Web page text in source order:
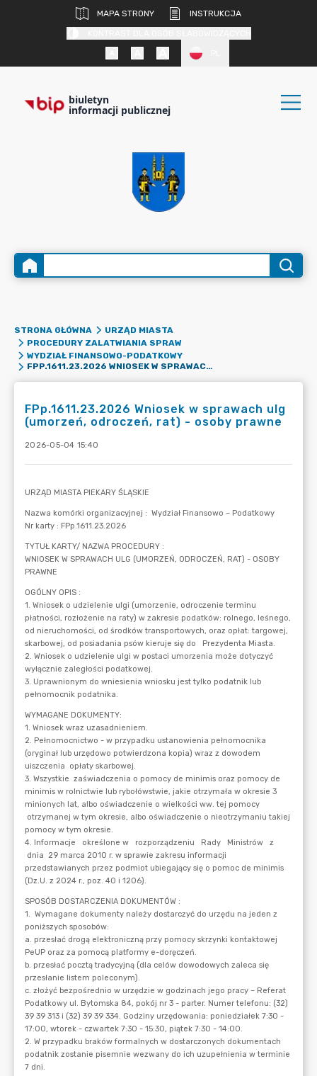
MAPA STRONY
INSTRUKCJA
biuletyn
informacji publicznej
STRONA GŁÓWNA
URZĄD MIASTA
PROCEDURY ZALATWIANIA SPRAW
WYDZIAŁ FINANSOWO-PODATKOWY
FPP.1611.23.2026 WNIOSEK W SPRAWACH ULG (UMORZEŃ, ODROCZEŃ, RAT) - OSOBY PRAWNE
FPp.1611.23.2026 Wniosek w sprawach ulg
(umorzeń, odroczeń, rat) - osoby prawne
2026-05-04 15:40